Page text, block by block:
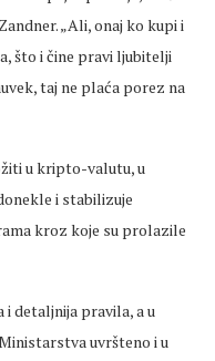
„Ali, onaj ko kupi i
što i čine pravi ljubitelji
taj ne plaća porez na
u kripto-valutu, u
i stabilizuje
kroz koje su prolazile
i detaljnija pravila, a u
uvršteno i u